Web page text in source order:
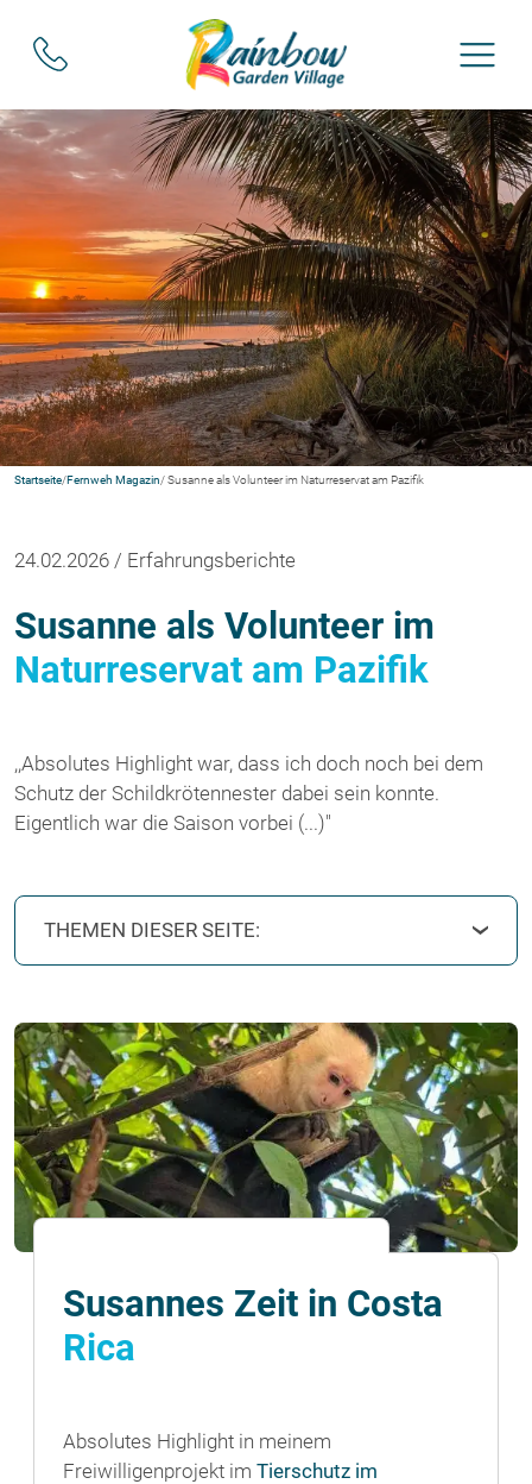
Startseite/Fernweh Magazin/ Susanne als Volunteer im Naturreservat am Pazifik
24.02.2026 / Erfahrungsberichte
Susanne als Volunteer im
Naturreservat am Pazifik
,,Absolutes Highlight war, dass ich doch noch bei dem
Schutz der Schildkrötennester dabei sein konnte.
Eigentlich war die Saison vorbei (...)"
THEMEN DIESER SEITE:
Susannes Zeit in Costa
Rica
Absolutes Highlight in meinem
Freiwilligenprojekt im Tierschutz im